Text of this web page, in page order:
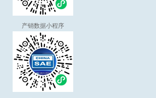
产销数据小程序